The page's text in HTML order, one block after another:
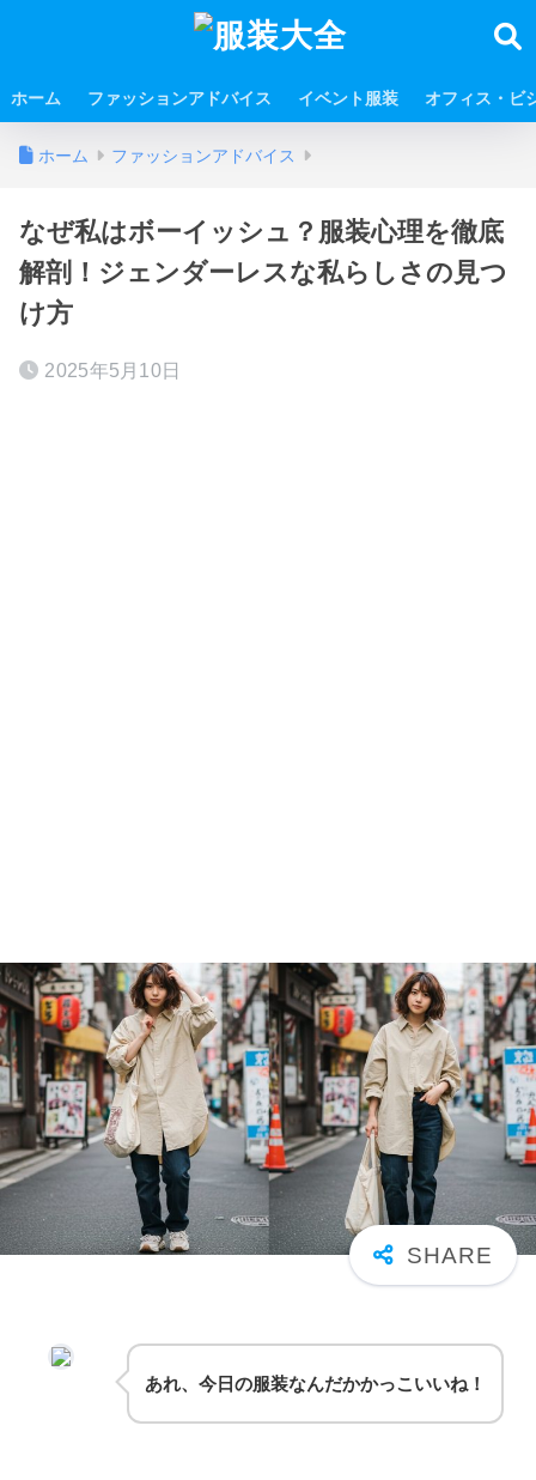
ホーム ファッションアドバイス イベント服装 オフィス・ビ
ホーム ファッションアドバイス
なぜ私はボーイッシュ？服装心理を徹底
解剖！ジェンダーレスな私らしさの見つ
け方
2025年5月10日
あれ、今日の服装なんだかかっこいいね！